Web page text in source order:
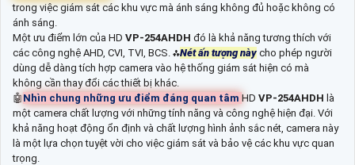
trong việc giám sát các khu vực mà ánh sáng không đủ hoặc không có
ánh sáng.
Một ưu điểm lớn của HD VP-254AHDH đó là khả năng tương thích với
các công nghệ AHD, CVI, TVI, BCS. ⁂Nét ấn tượng này cho phép người
dùng dễ dàng tích hợp camera vào hệ thống giám sát hiện có mà
không cần thay đổi các thiết bị khác.
🤖️ Nhìn chung những ưu điểm đáng quan tâm HD VP-254AHDH là
một camera chất lượng với những tính năng và công nghệ hiện đại. Với
khả năng hoạt động ổn định và chất lượng hình ảnh sắc nét, camera này
là một lựa chọn tuyệt vời cho việc giám sát và bảo vệ các khu vực quan
trọng.